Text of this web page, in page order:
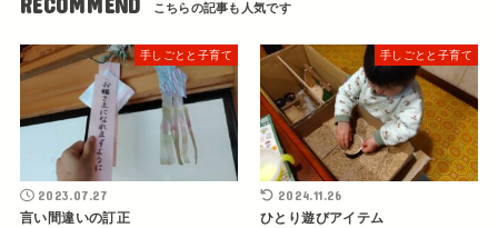
RECOMMEND
手しごとと子育て
2023.07.27
言い間違いの訂正
手しごとと子育て
2024.11.26
ひとり遊びアイテム